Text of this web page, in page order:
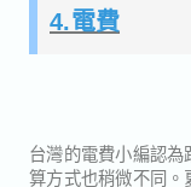
4.電費
台灣的電費小編認
算方式也稍微不同